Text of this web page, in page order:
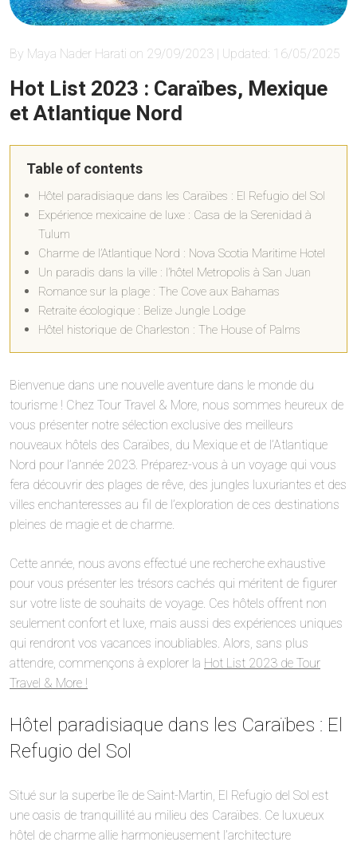
By Maya Nader Harati on 29/09/2023 | Updated: 16/05/2025
Hot List 2023 : Caraïbes, Mexique
et Atlantique Nord
Table of contents
Hôtel paradisiaque dans les Caraïbes : El Refugio del Sol
Expérience mexicaine de luxe : Casa de la Serenidad à
Tulum
Charme de l’Atlantique Nord : Nova Scotia Maritime Hotel
Un paradis dans la ville : l’hôtel Metropolis à San Juan
Romance sur la plage : The Cove aux Bahamas
Retraite écologique : Belize Jungle Lodge
Hôtel historique de Charleston : The House of Palms
Bienvenue dans une nouvelle aventure dans le monde du
tourisme ! Chez Tour Travel & More, nous sommes heureux de
vous présenter notre sélection exclusive des meilleurs
nouveaux hôtels des Caraïbes, du Mexique et de l’Atlantique
Nord pour l’année 2023. Préparez-vous à un voyage qui vous
fera découvrir des plages de rêve, des jungles luxuriantes et des
villes enchanteresses au fil de l’exploration de ces destinations
pleines de magie et de charme.
Cette année, nous avons effectué une recherche exhaustive
pour vous présenter les trésors cachés qui méritent de figurer
sur votre liste de souhaits de voyage. Ces hôtels offrent non
seulement confort et luxe, mais aussi des expériences uniques
qui rendront vos vacances inoubliables. Alors, sans plus
attendre, commençons à explorer la Hot List 2023 de Tour
Travel & More !
Hôtel paradisiaque dans les Caraïbes : El
Refugio del Sol
Situé sur la superbe île de Saint-Martin, El Refugio del Sol est
une oasis de tranquillité au milieu des Caraïbes. Ce luxueux
hôtel de charme allie harmonieusement l’architecture